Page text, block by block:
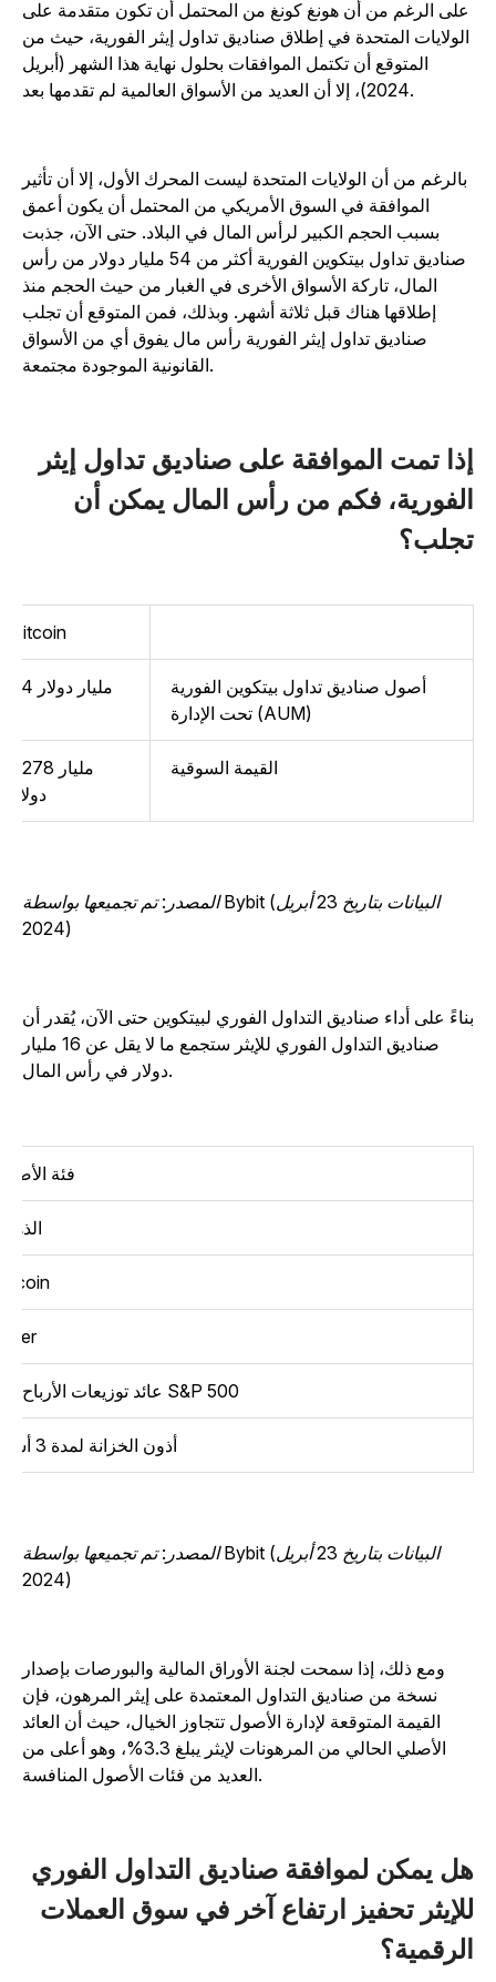
على الرغم من أن هونغ كونغ من المحتمل أن تكون متقدمة على
الولايات المتحدة في إطلاق صناديق تداول إيثر الفورية، حيث من
المتوقع أن تكتمل الموافقات بحلول نهاية هذا الشهر (أبريل
بالرغم من أن الولايات المتحدة ليست المحرك الأول، إلا أن تأثير
الموافقة في السوق الأمريكي من المحتمل أن يكون أعمق
بسبب الحجم الكبير لرأس المال في البلاد. حتى الآن، جذبت
صناديق تداول بيتكوين الفورية أكثر من 54 مليار دولار من رأس
المال، تاركة الأسواق الأخرى في الغبار من حيث الحجم منذ
إطلاقها هناك قبل ثلاثة أشهر. وبذلك، فمن المتوقع أن تجلب
صناديق تداول إيثر الفورية رأس مال يفوق أي من الأسواق
تمت الموافقة على صناديق تداول إيثر
فكم من رأس المال يمكن أن
Bitcoin
أصول صناديق تداول بيتكوين الفورية
تحت الإدارة (AUM)
54 مليار دولار
القيمة السوقية
1,278 مليار
دولار
المصدر: تم تجميعها بواسطة Bybit (البيانات بتاريخ 23 أبريل
على أداء صناديق التداول الفوري لبيتكوين حتى الآن، يُقدر أن
صناديق التداول الفوري للإيثر ستجمع ما لا يقل عن 16 مليار
فئة الأصول
الذهبي
Bitcoin
Ether
عائد توزيعات الأرباح من S&P 500
أذون الخزانة لمدة 3 أشهر
المصدر: تم تجميعها بواسطة Bybit (البيانات بتاريخ 23 أبريل
ومع ذلك، إذا سمحت لجنة الأوراق المالية والبورصات بإصدار
نسخة من صناديق التداول المعتمدة على إيثر المرهون، فإن
القيمة المتوقعة لإدارة الأصول تتجاوز الخيال، حيث أن العائد
الأصلي الحالي من المرهونات لإيثر يبلغ 3.3%، وهو أعلى من
يمكن لموافقة صناديق التداول الفوري
تحفيز ارتفاع آخر في سوق العملات